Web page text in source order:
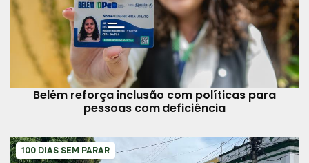
Belém reforça inclusão com políticas para
pessoas com deficiência
100 DIAS SEM PARAR